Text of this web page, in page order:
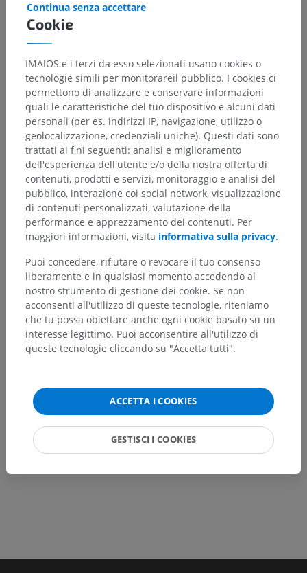
Corpo umano> Sistemi integrativi>
Sistema nervoso> Sistema nervoso periferico>
Nervi craniali> Nervo ipoglosso>
Ramo genioioideo del nervo ipoglosso
Strutture sottostanti:Non sono presenti strutture
soggiacenti per questa parte anatomica
Traduzioni
Hai notato un errore?
Non esitare a suggerire una correzione, traduzione o
un miglioramento dei contenuti.
Segnala un problema
SCARICA L'APP
Cookie
Continua senza accettare
IMAIOS e i terzi da esso selezionati usano cookies o
tecnologie simili per monitorareil pubblico. I cookies ci
permettono di analizzare e conservare informazioni
quali le caratteristiche del tuo dispositivo e alcuni dati
personali (per es. indirizzi IP, navigazione, utilizzo o
geolocalizzazione, credenziali uniche). Questi dati sono
trattati ai fini seguenti: analisi e miglioramento
dell'esperienza dell'utente e/o della nostra offerta di
contenuti, prodotti e servizi, monitoraggio e analisi del
pubblico, interazione coi social network, visualizzazione
di contenuti personalizzati, valutazione della
performance e apprezzamento dei contenuti. Per
maggiori informazioni, visita informativa sulla privacy.
Puoi concedere, rifiutare o revocare il tuo consenso
liberamente e in qualsiasi momento accedendo al
nostro strumento di gestione dei cookie. Se non
acconsenti all'utilizzo di queste tecnologie, riteniamo
che tu possa obiettare anche ogni cookie basato su un
interesse legittimo. Puoi acconsentire all'utilizzo di
queste tecnologie cliccando su "Accetta tutti".
ACCETTA I COOKIES
GESTISCI I COOKIES